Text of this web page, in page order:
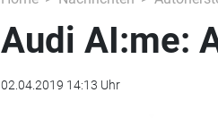
Audi AI:me:
02.04.2019 14:13 Uhr